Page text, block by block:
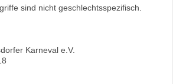
sind nicht geschlechtsspezifisch.
Karneval e.V.